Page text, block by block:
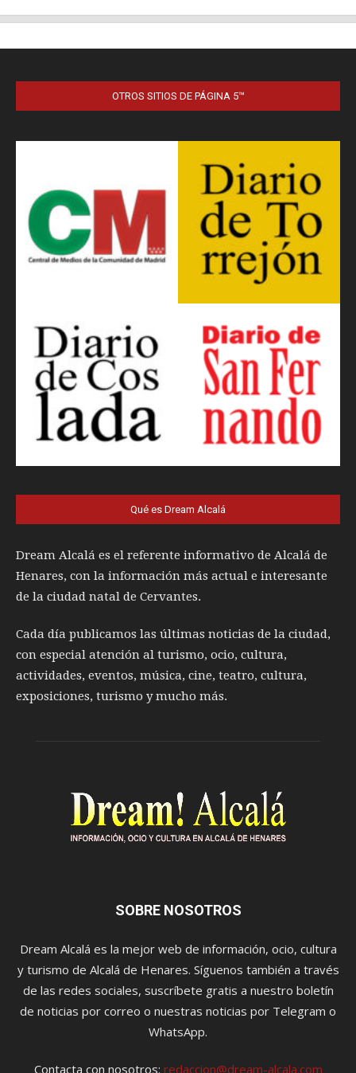
OTROS SITIOS DE PÁGINA 5™
Qué es Dream Alcalá
Dream Alcalá es el referente informativo de Alcalá de
Henares, con la información más actual e interesante
de la ciudad natal de Cervantes.
Cada día publicamos las últimas noticias de la ciudad,
con especial atención al turismo, ocio, cultura,
actividades, eventos, música, cine, teatro, cultura,
exposiciones, turismo y mucho más.
SOBRE NOSOTROS
Dream Alcalá es la mejor web de información, ocio, cultura
y turismo de Alcalá de Henares. Síguenos también a través
de las redes sociales, suscríbete gratis a nuestro boletín
de noticias por correo o nuestras noticias por Telegram o
WhatsApp.
Contacta con nosotros: redaccion@dream-alcala.com